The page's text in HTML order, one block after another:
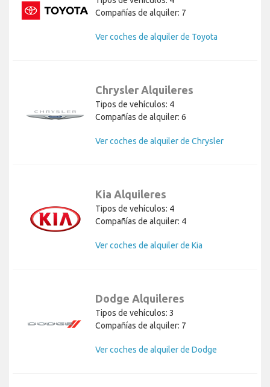
Compañías de alquiler: 7
Ver coches de alquiler de Toyota
Chrysler Alquileres
Tipos de vehículos: 4
Compañías de alquiler: 6
Ver coches de alquiler de Chrysler
Kia Alquileres
Tipos de vehículos: 4
Compañías de alquiler: 4
Ver coches de alquiler de Kia
Dodge Alquileres
Tipos de vehículos: 3
Compañías de alquiler: 7
Ver coches de alquiler de Dodge